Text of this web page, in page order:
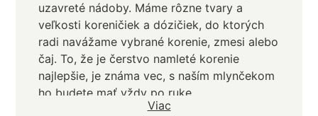
uzavreté nádoby. Máme rôzne tvary a
veľkosti koreničiek a dózičiek, do ktorých
radi navážame vybrané korenie, zmesi alebo
čaj. To, že je čerstvo namleté korenie
najlepšie, je známa vec, s naším mlynčekom
ho budete mať vždy po ruke.
Viac